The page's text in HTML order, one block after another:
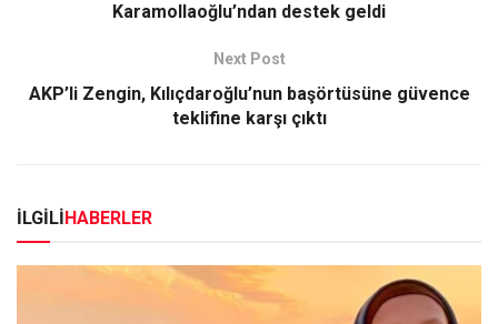
Karamollaoğlu’ndan destek geldi
Next Post
AKP’li Zengin, Kılıçdaroğlu’nun başörtüsüne güvence
teklifine karşı çıktı
İLGİLİHABERLER